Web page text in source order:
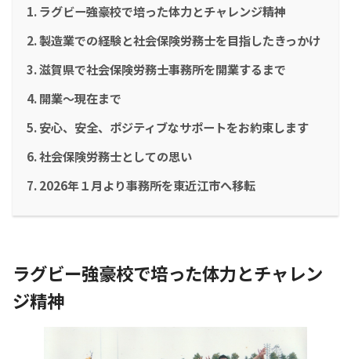
ラグビー強豪校で培った体力とチャレンジ精神
製造業での経験と社会保険労務士を目指したきっかけ
滋賀県で社会保険労務士事務所を開業するまで
開業～現在まで
安心、安全、ポジティブなサポートをお約束します
社会保険労務士としての思い
2026年１月より事務所を東近江市へ移転
ラグビー強豪校で培った体力とチャレン
ジ精神